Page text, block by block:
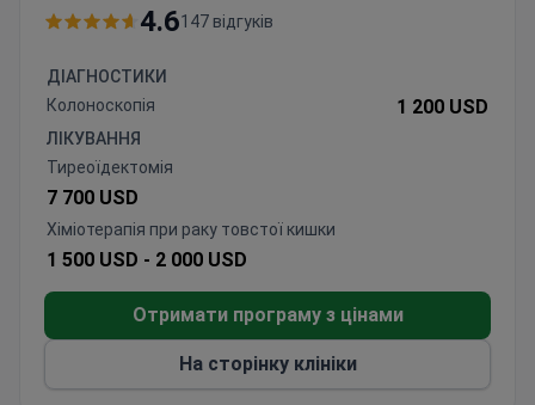
реконструктивна хірургія.
стандарту якості та безпеки лікування
4.6147 відгуків
ДІАГНОСТИКИ
Колоноскопія
1 200 USD
ЛІКУВАННЯ
Тиреоїдектомія
7 700 USD
Хіміотерапія при раку товстої кишки
1 500 USD - 2 000 USD
Отримати програму з цінами
На сторінку клініки